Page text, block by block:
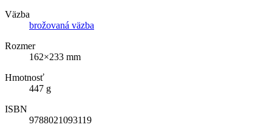
Väzba
brožovaná väzba
Rozmer
162×233 mm
Hmotnosť
447 g
ISBN
9788021093119